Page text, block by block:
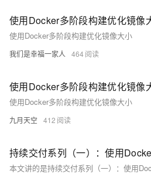
使用Docker多阶段构建优化镜像
使用Docker多阶段构建优化镜像大小
我们是幸福一家人 464
使用Docker多阶段构建优化镜像
使用Docker多阶段构建优化镜像大小
九月天空 412
持续交付系列（一）：使用